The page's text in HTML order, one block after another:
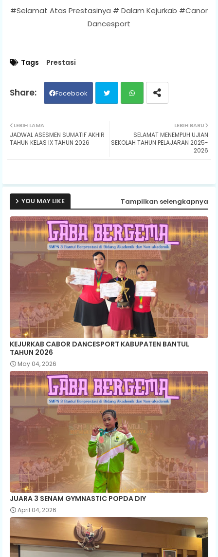
#Selamat Atas Prestasinya # Dalam Kejurkab #Canor
Dancesport
Tags Prestasi
Facebook
ter ats
LEBIH BARU
SELAMAT MENEMPUH UJIAN
SEKOLAH TAHUN PELAJARAN 2025-
2026
LEBIH LAMA
JADWAL ASESMEN SUMATIF AKHIR
TAHUN KELAS IX TAHUN 2026
YOU MAY LIKE Tampilkan selengkapnya
KEJURKAB CABOR DANCESPORT KABUPATEN BANTUL
TAHUN 2026
May 04, 2026
JUARA 3 SENAM GYMNASTIC POPDA DIY
April 04, 2026